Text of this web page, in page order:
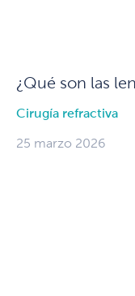
¿Qué son las
Cirugía refractiva
25 marzo 2026